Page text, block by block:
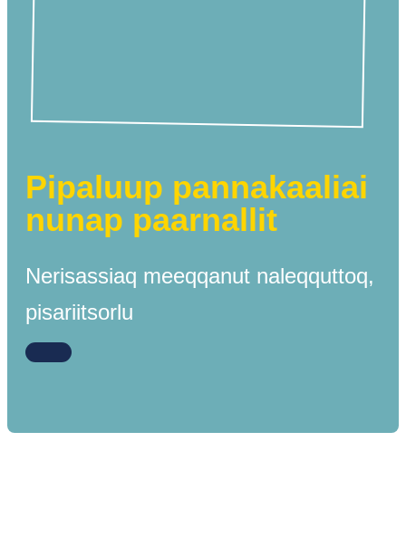
Pipaluup pannakaaliai
nunap paarnallit
Nerisassiaq meeqqanut naleqquttoq,
pisariitsorlu